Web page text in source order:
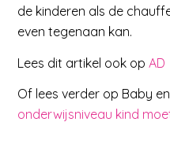
de kinderen als de
even tegenaan kan.
Lees dit artikel ook opAD
Of lees verder op Baby
onderwijsniveau kind